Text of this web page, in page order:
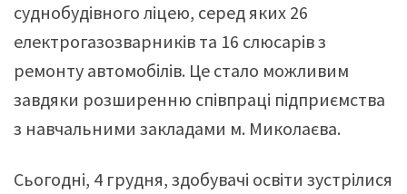
суднобудівного ліцею, серед яких 26
електрогазозварників та 16 слюсарів з
ремонту автомобілів. Це стало можливим
завдяки розширенню співпраці підприємства
з навчальними закладами м. Миколаєва.
Сьогодні, 4 грудня, здобувачі освіти зустрілися